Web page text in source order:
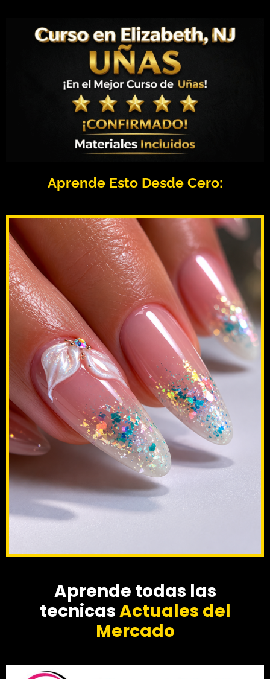
Aprende Esto Desde Cero:
Aprende todas las
tecnicasActuales del
Mercado